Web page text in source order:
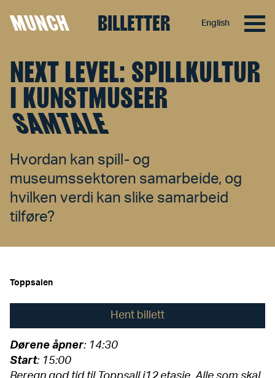
MUNCH BILLETTER English
NEXT LEVEL: SPILLKULTUR
I KUNSTMUSEER
SAMTALE
Hvordan kan spill- og
museumssektoren samarbeide, og
hvilken verdi kan slike samarbeid
tilføre?
Toppsalen
Hent billett
Dørene åpner: 14:30
Start: 15:00